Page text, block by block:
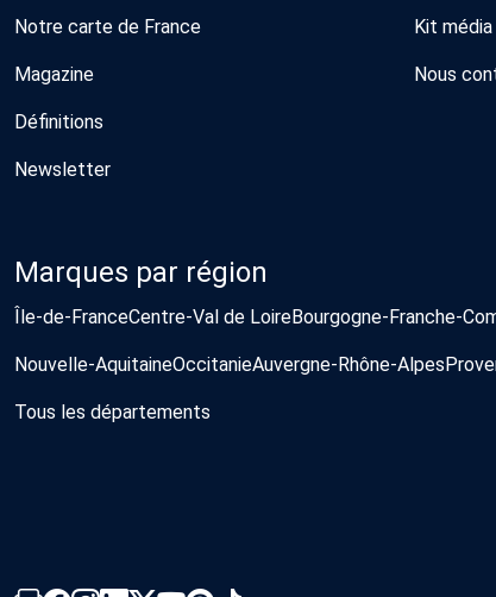
Notre carte de France
Magazine
Définitions
Newsletter
Kit média
Nous
Marques par région
Île-de-FranceCentre-Val de LoireBourgogne-Franche-
Nouvelle-AquitaineOccitanieAuvergne-Rhône-Alpes
Tous les départements